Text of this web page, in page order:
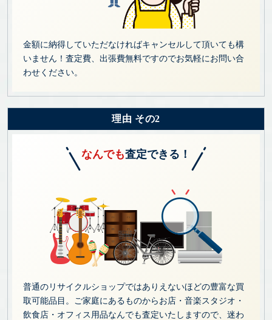
金額に納得していただなければキャンセルして頂いても構
いません！査定費、出張費無料ですのでお気軽にお問い合
わせください。
理由 その2
なんでも査定できる！
普通のリサイクルショップではありえないほどの豊富な買
取可能品目。ご家庭にあるものからお店・音楽スタジオ・
飲食店・オフィス用品なんでも査定いたしますので、迷わ